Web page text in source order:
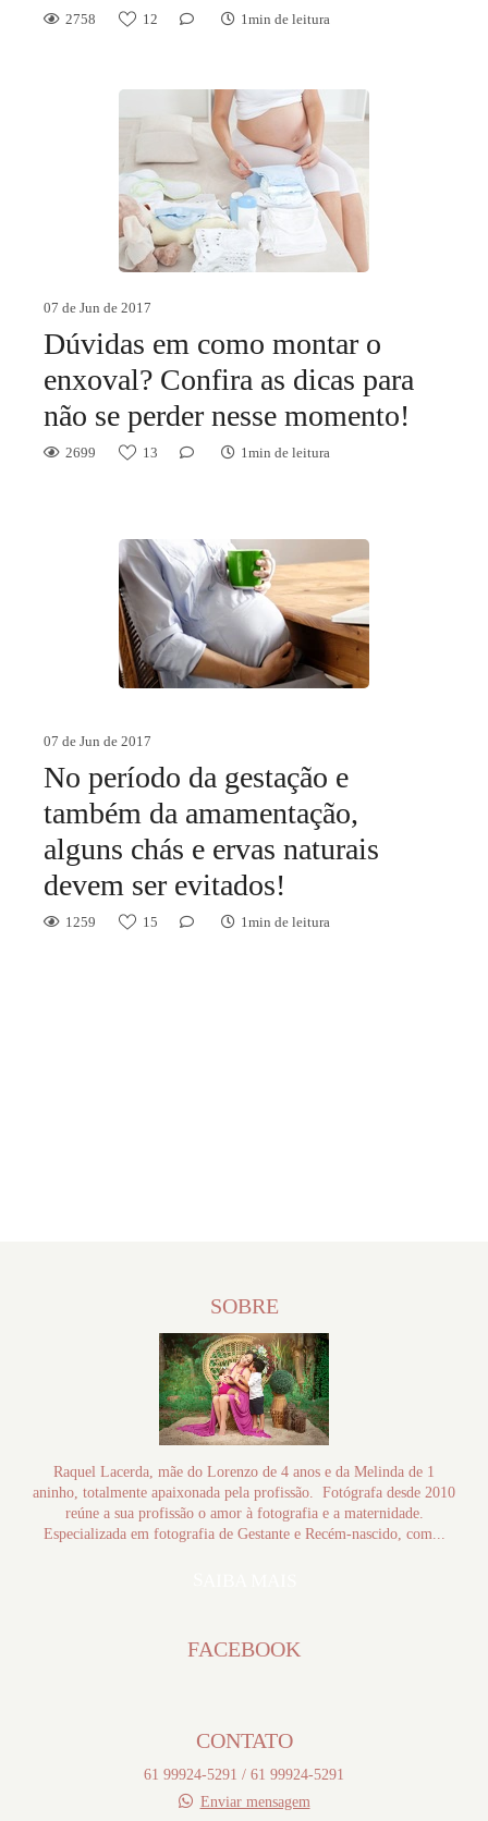
2758 12 1min de leitura
07 de Jun de 2017
Dúvidas em como montar o
enxoval? Confira as dicas para
não se perder nesse momento!
2699 13 1min de leitura
07 de Jun de 2017
No período da gestação e
também da amamentação,
alguns chás e ervas naturais
devem ser evitados!
1259 15 1min de leitura
SOBRE
Raquel Lacerda, mãe do Lorenzo de 4 anos e da Melinda de 1
aninho, totalmente apaixonada pela profissão. Fotógrafa desde 2010
reúne a sua profissão o amor à fotografia e a maternidade.
Especializada em fotografia de Gestante e Recém-nascido, com...
FACEBOOK
CONTATO
61 99924-5291 / 61 99924-5291
Enviar mensagem